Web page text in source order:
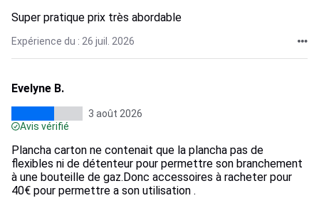
Super pratique prix très abordable
Expérience du : 26 juil. 2026
Evelyne B.
3 août 2026
Avis vérifié
Plancha carton ne contenait que la plancha pas de
flexibles ni de détenteur pour permettre son branchement
à une bouteille de gaz.Donc accessoires à racheter pour
40€ pour permettre a son utilisation .